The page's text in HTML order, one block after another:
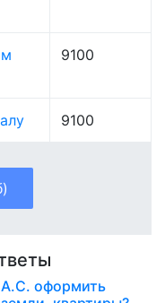
9100
9100
оформить